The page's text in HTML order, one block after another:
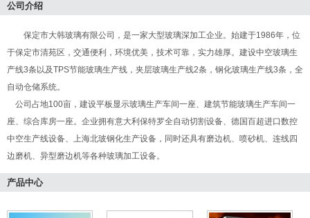
公司介绍
保定市大韩玻璃有限公司，是一家大型玻璃深加工企业。始建于1986年，位
于保定市清苑区，交通便利，环境优美，技术可靠，实力雄厚。建设中空玻璃生
产线3条以及TPS节能玻璃生产线，夹层玻璃生产线2条，钢化玻璃生产线3条，全
自动仓储系统。
公司占地100亩，建设平板显示玻璃生产车间一座、建筑节能玻璃生产车间一
座、综合库房一座。企业拥有意大利保特罗全自动切割设备、德国百超进口数控
中空生产线设备、上海北玻钢化生产设备，同时还具有磨边机、喷砂机、连线四
边磨机、异型磨边机等各种玻璃加工设备。
产品中心